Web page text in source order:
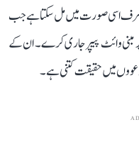
صرف اسی صورت میں مل سکتا ہے جب
مبنی وائٹ پیپر جاری کرے۔ ان کے
میں حقیقت کتنی ہے۔